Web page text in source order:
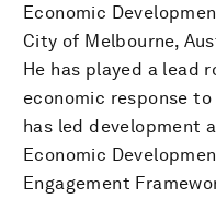
Economic
City of Melbourne,
He has played a lead
economic response to
has led development
Economic
Engagement